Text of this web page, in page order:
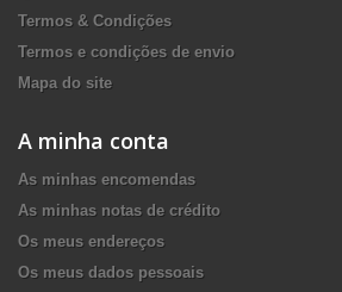
Termos & Condições
Termos e condições de envio
Mapa do site
A minha conta
As minhas encomendas
As minhas notas de crédito
Os meus endereços
Os meus dados pessoais